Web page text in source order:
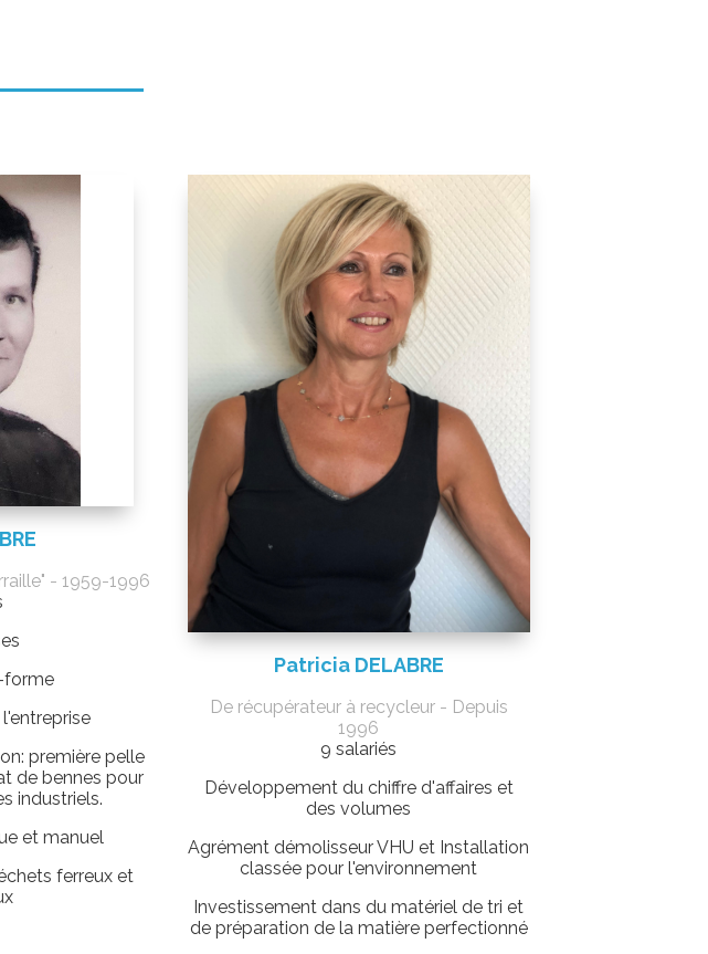
- 1959-1996
forme
première pelle
de bennes pour
industriels.
et manuel
ferreux et
Patricia DELABRE
De récupérateur à recycleur - Depuis
1996
9 salariés
Développement du chiffre d'affaires et
des volumes
Agrément démolisseur VHU et Installation
classée pour l'environnement
Investissement dans du matériel de tri et
de préparation de la matière perfectionné